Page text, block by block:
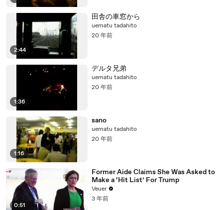
2:44
田舎の車窓から
uematu tadahito
20 年前
1:36
デルタ兄弟
uematu tadahito
20 年前
1:16
sano
uematu tadahito
20 年前
0:51
Former Aide Claims She Was Asked to
Make a ‘Hit List’ For Trump
Veuer
3 年前